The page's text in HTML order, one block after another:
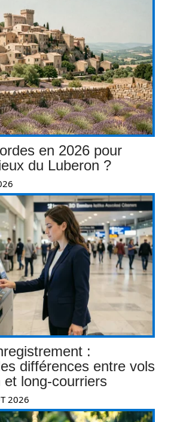
en 2026 pour
du Luberon ?
:
différences entre vols
long-courriers
2026